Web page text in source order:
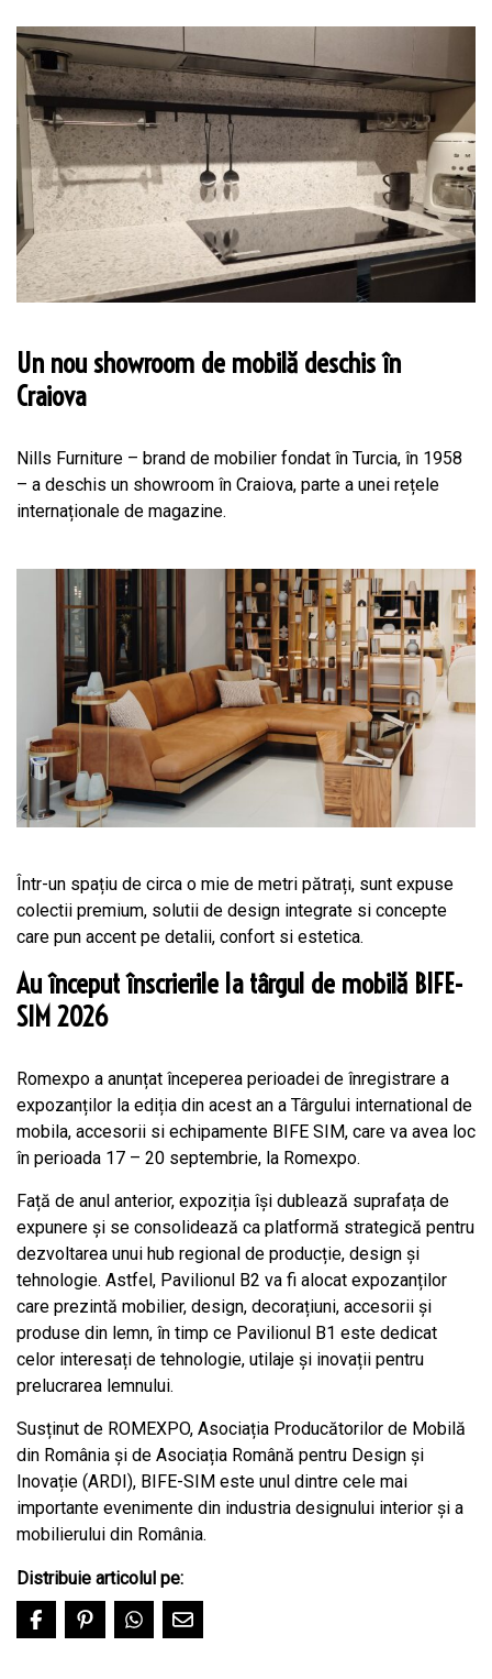
Un nou showroom de mobilă deschis în
Craiova
Nills Furniture – brand de mobilier fondat în Turcia, în 1958
– a deschis un showroom în Craiova, parte a unei rețele
internaționale de magazine.
Într-un spațiu de circa o mie de metri pătrați, sunt expuse
colectii premium, solutii de design integrate si concepte
care pun accent pe detalii, confort si estetica.
Au început înscrierile la târgul de mobilă BIFE-
SIM 2026
Romexpo a anunțat începerea perioadei de înregistrare a
expozanților la ediția din acest an a Târgului international de
mobila, accesorii si echipamente BIFE SIM, care va avea loc
în perioada 17 – 20 septembrie, la Romexpo.
Față de anul anterior, expoziția își dublează suprafața de
expunere și se consolidează ca platformă strategică pentru
dezvoltarea unui hub regional de producție, design și
tehnologie. Astfel, Pavilionul B2 va fi alocat expozanților
care prezintă mobilier, design, decorațiuni, accesorii și
produse din lemn, în timp ce Pavilionul B1 este dedicat
celor interesați de tehnologie, utilaje și inovații pentru
prelucrarea lemnului.
Susținut de ROMEXPO, Asociația Producătorilor de Mobilă
din România și de Asociația Română pentru Design și
Inovație (ARDI), BIFE-SIM este unul dintre cele mai
importante evenimente din industria designului interior și a
mobilierului din România.
Distribuie articolul pe: